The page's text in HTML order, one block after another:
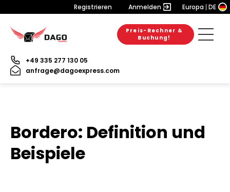
Registrieren Anmelden Europa DE
Preis-Rechner &
Buchung!
+49 335 277 130 05
anfrage@dagoexpress.com
Bordero: Definition und
Beispiele